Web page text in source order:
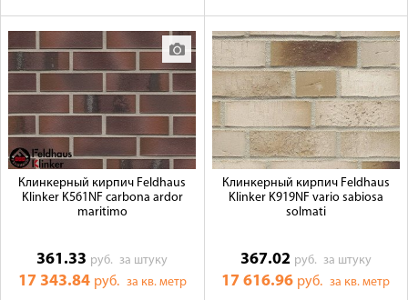
Клинкерный кирпич Feldhaus
Klinker K561NF carbona ardor
maritimo
361.33 руб.за штуку
17 343.84 руб. за кв. метр
Клинкерный кирпич Feldhaus
Klinker K919NF vario sabiosa
solmati
367.02 руб. за штуку
17 616.96 руб.за кв. метр